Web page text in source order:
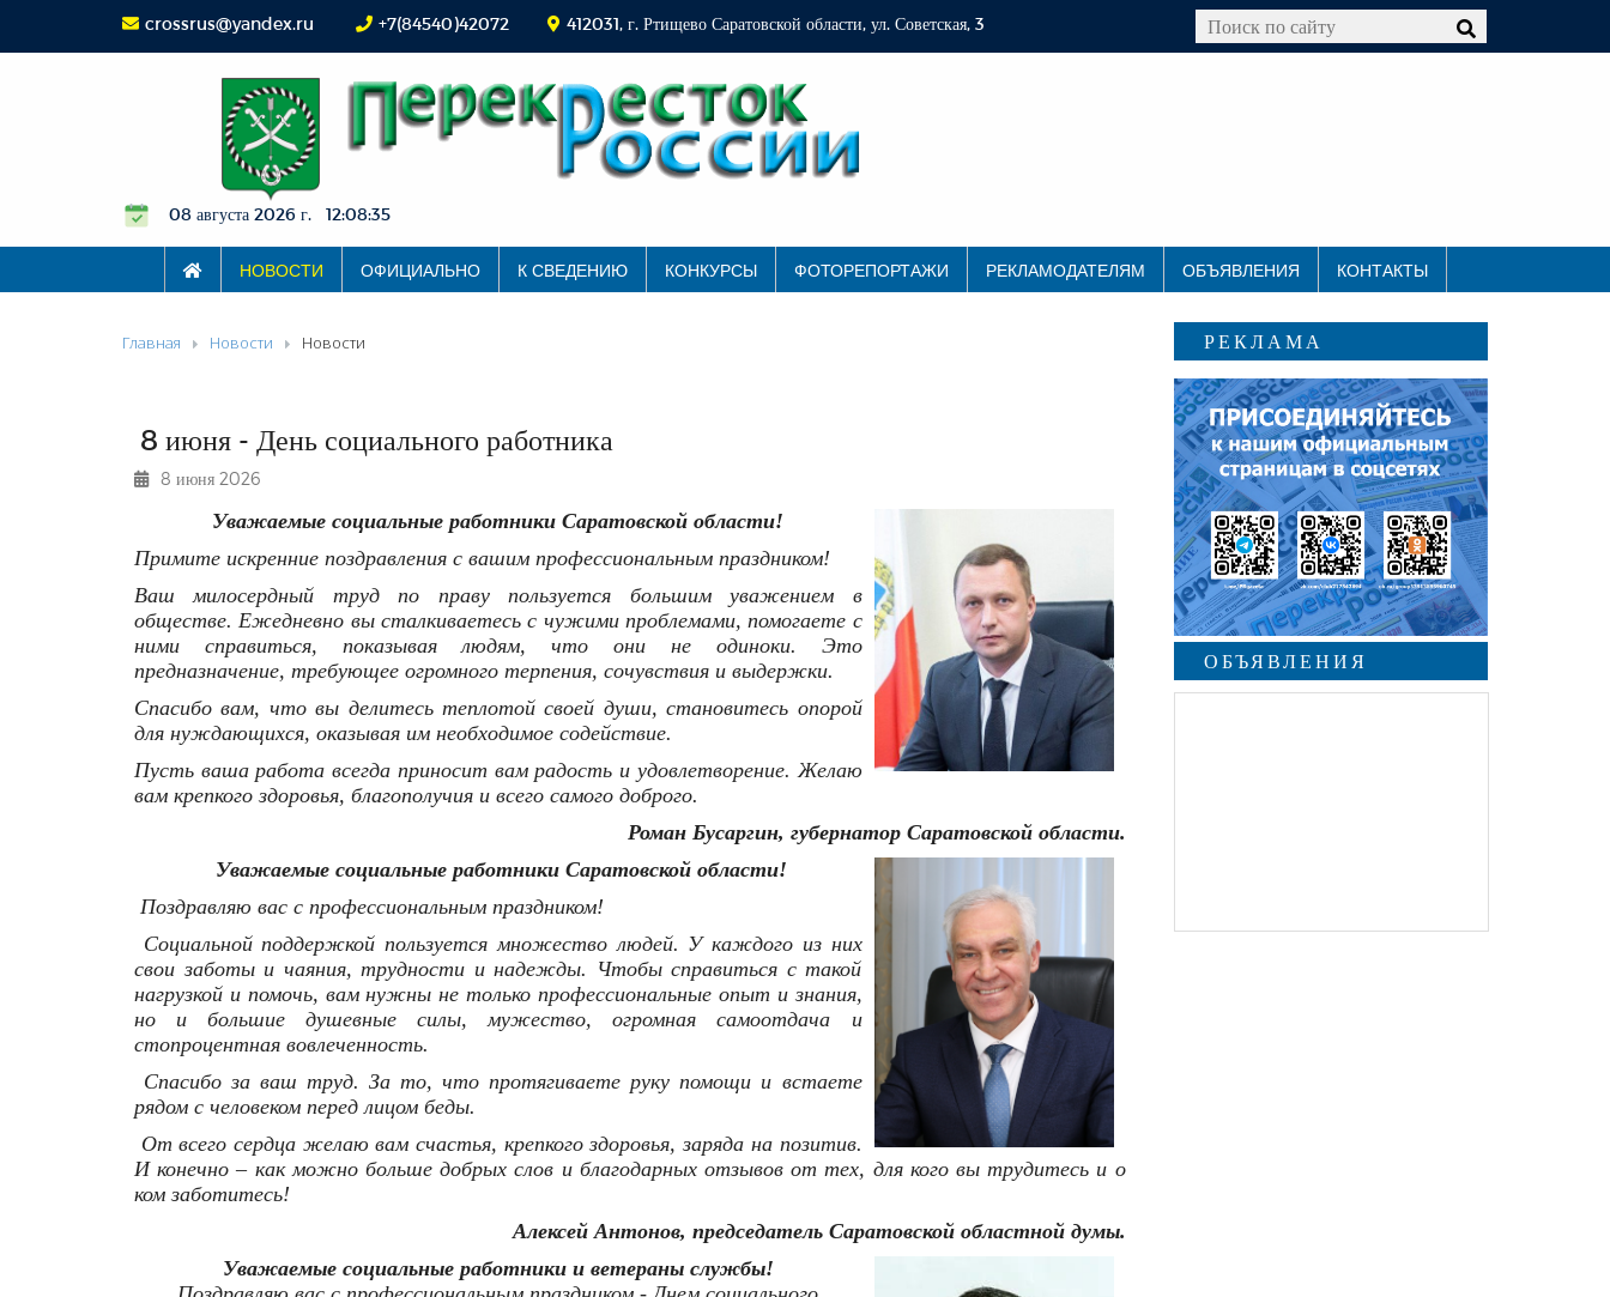
crossrus@yandex.ru +7(84540)42072 412031, г. Ртищево Саратовской области, ул. Советская, 3
08 августа 2026 г. 12:08:36
НОВОСТИ ОФИЦИАЛЬНО К СВЕДЕНИЮ КОНКУРСЫ ФОТОРЕПОРТАЖИ РЕКЛАМОДАТЕЛЯМ ОБЪЯВЛЕНИЯ КОНТАКТЫ
Главная Новости Новости
8 июня - День социального работника
8 июня 2026
Уважаемые социальные работники Саратовской области!
Примите искренние поздравления с вашим профессиональным праздником!
Ваш милосердный труд по праву пользуется большим уважением в
обществе. Ежедневно вы сталкиваетесь с чужими проблемами, помогаете с
ними справиться, показывая людям, что они не одиноки. Это
предназначение, требующее огромного терпения, сочувствия и выдержки.
Спасибо вам, что вы делитесь теплотой своей души, становитесь опорой
для нуждающихся, оказывая им необходимое содействие.
Пусть ваша работа всегда приносит вам радость и удовлетворение. Желаю
вам крепкого здоровья, благополучия и всего самого доброго.
Роман Бусаргин, губернатор Саратовской области.
Уважаемые социальные работники Саратовской области!
Поздравляю вас с профессиональным праздником!
Социальной поддержкой пользуется множество людей. У каждого из них
свои заботы и чаяния, трудности и надежды. Чтобы справиться с такой
нагрузкой и помочь, вам нужны не только профессиональные опыт и знания,
но и большие душевные силы, мужество, огромная самоотдача и
стопроцентная вовлеченность.
Спасибо за ваш труд. За то, что протягиваете руку помощи и встаете
рядом с человеком перед лицом беды.
От всего сердца желаю вам счастья, крепкого здоровья, заряда на позитив.
И конечно – как можно больше добрых слов и благодарных отзывов от тех, для кого вы трудитесь и о
ком заботитесь!
Алексей Антонов, председатель Саратовской областной думы.
Уважаемые социальные работники и ветераны службы!
РЕКЛАМА
ОБЪЯВЛЕНИЯ